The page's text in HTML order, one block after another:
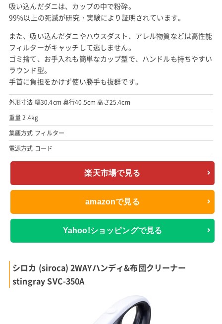
吸い込んだダニは、カップの中で粉砕。
99%以上の死滅が研究・実験により証明されています。
また、吸い込んだダニやハウスダスト、アレル物質などは高性能
フィルターがキャッチして逃しません。
ゴミ捨て、お手入れも簡単なカップ型で、ハンドルも持ちやすい
ラウンド型。
手首に負担をかけず使い勝手も抜群です。
外形寸法 幅30.4cm 奥行40.5cm 高さ25.4cm
重量 2.4kg
集塵方式 フィルター
電源方式 コード
楽天市場で見る
amazonで見る
Yahoo!ショッピングで見る
シロカ (siroca) 2WAYハンディ&布団クリーナー
stingray SVC-350A